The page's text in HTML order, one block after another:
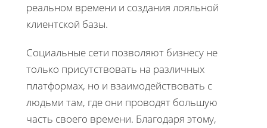
реальном времени и создания лояльной
клиентской базы.
Социальные сети позволяют бизнесу не
только присутствовать на различных
платформах, но и взаимодействовать с
людьми там, где они проводят большую
часть своего времени. Благодаря этому,